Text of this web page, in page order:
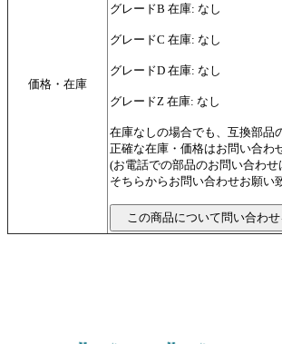
価格・在庫
グレードB 在庫: なし
グレードC 在庫: なし
グレードD 在庫: なし
グレードZ 在庫: なし
在庫なしの場合でも、互換部品
正確な在庫・価格はお問い合わ
(お電話での部品のお問い合わ
そちらからお問い合わせお願い